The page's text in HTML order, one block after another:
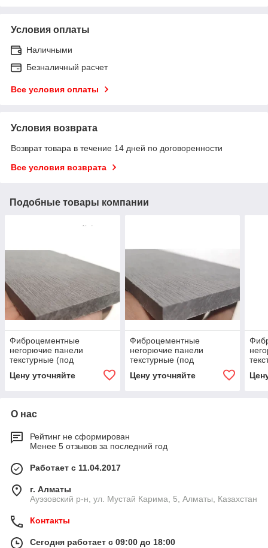
Условия оплаты
Наличными
Безналичный расчет
Все условия оплаты
Условия возврата
Возврат товара в течение 14 дней по договоренности
Все условия возврата
Подобные товары компании
Фиброцементные
негорючие панели
текстурные (под
Цену уточняйте
Фиброцементные
негорючие панели
текстурные (под
Цену уточняйте
О нас
Рейтинг не сформирован
Менее 5 отзывов за последний год
Работает с 11.04.2017
г. Алматы
​Ауэзовский р-н, ул. Мустай Карима, 5, Алматы, Казахстан
Контакты
Сегодня работает с 09:00 до 18:00